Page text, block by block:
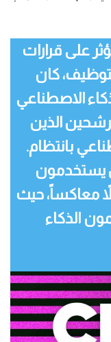
على قرارات
كان
الاصطناعي
الذين
بانتظام.
يستخدمون
معاكساً، حيث
الذكاء